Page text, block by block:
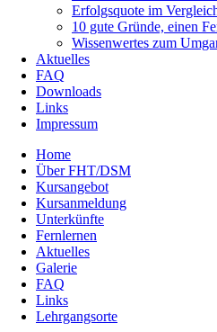
Erfolgsquote im
10 gute Gründe, einen
Wissenwertes zum
Aktuelles
FAQ
Downloads
Links
Impressum
Hauptmenü
Home
Über FHT/DSM
Kursangebot
Kursanmeldung
Unterkünfte
Fernlernen
Aktuelles
Galerie
FAQ
Links
Lehrgangsorte